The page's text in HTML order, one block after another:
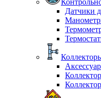
Датчики